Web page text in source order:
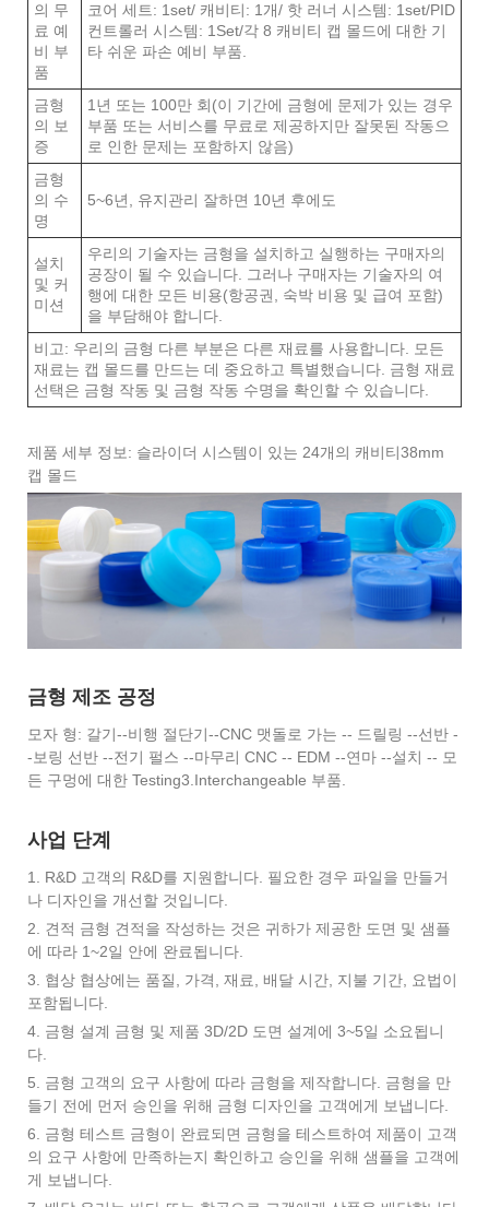
의 무
료 예
비 부
품
코어 세트: 1set/ 캐비티: 1개/ 핫 러너 시스템: 1set/PID
컨트롤러 시스템: 1Set/각 8 캐비티 캡 몰드에 대한 기
타 쉬운 파손 예비 부품.
금형
의 보
증
1년 또는 100만 회(이 기간에 금형에 문제가 있는 경우
부품 또는 서비스를 무료로 제공하지만 잘못된 작동으
로 인한 문제는 포함하지 않음)
금형
의 수
명
5~6년, 유지관리 잘하면 10년 후에도
설치
및 커
미션
우리의 기술자는 금형을 설치하고 실행하는 구매자의
공장이 될 수 있습니다. 그러나 구매자는 기술자의 여
행에 대한 모든 비용(항공권, 숙박 비용 및 급여 포함)
을 부담해야 합니다.
비고: 우리의 금형 다른 부분은 다른 재료를 사용합니다. 모든
재료는 캡 몰드를 만드는 데 중요하고 특별했습니다. 금형 재료
선택은 금형 작동 및 금형 작동 수명을 확인할 수 있습니다.
제품 세부 정보: 슬라이더 시스템이 있는 24개의 캐비티38mm
캡 몰드
금형 제조 공정
모자 형: 갈기--비행 절단기--CNC 맷돌로 가는 -- 드릴링 --선반 -
-보링 선반 --전기 펄스 --마무리 CNC -- EDM --연마 --설치 -- 모
든 구멍에 대한 Testing3.Interchangeable 부품.
사업 단계
1. R&D 고객의 R&D를 지원합니다. 필요한 경우 파일을 만들거
나 디자인을 개선할 것입니다.
2. 견적 금형 견적을 작성하는 것은 귀하가 제공한 도면 및 샘플
에 따라 1~2일 안에 완료됩니다.
3. 협상 협상에는 품질, 가격, 재료, 배달 시간, 지불 기간, 요법이
포함됩니다.
4. 금형 설계 금형 및 제품 3D/2D 도면 설계에 3~5일 소요됩니
다.
5. 금형 고객의 요구 사항에 따라 금형을 제작합니다. 금형을 만
들기 전에 먼저 승인을 위해 금형 디자인을 고객에게 보냅니다.
6. 금형 테스트 금형이 완료되면 금형을 테스트하여 제품이 고객
의 요구 사항에 만족하는지 확인하고 승인을 위해 샘플을 고객에
게 보냅니다.